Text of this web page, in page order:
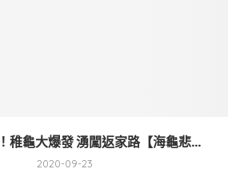
稚龜大爆發 湧闖返家路【海龜悲...
2020-09-23